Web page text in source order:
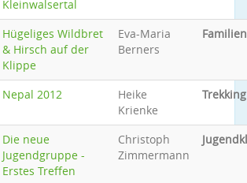
Kleinwalsertal
Hügeliges Wildbret
& Hirsch auf der
Klippe
Eva-Maria
Berners
Nepal 2012
Heike
Krienke
Trekking
Die neue
Jugendgruppe -
Erstes Treffen
Christoph
Zimmermann